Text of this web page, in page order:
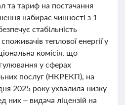
та тариф на постачання
набирає чинності з 1
стабільність
теплової енергії у
комісія, що
у сферах
послуг (НКРЕКП), на
2025 року ухвалила низку
них – видача ліцензій на